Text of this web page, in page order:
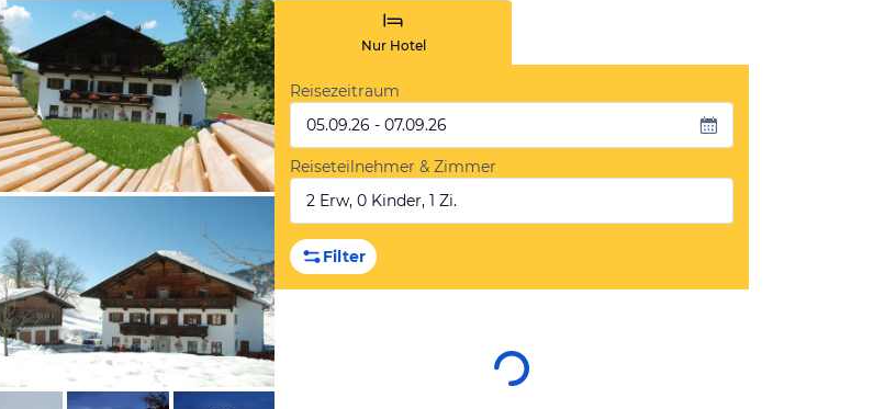
Hotelier, Juni 2016
Nur Hotel
Reisezeitraum
05.09.26 - 07.09.26
Reiseteilnehmer & Zimmer
2 Erw, 0 Kinder, 1 Zi.
Filter